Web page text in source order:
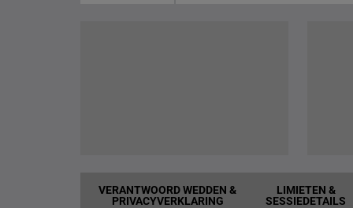
VERANTWOORD WEDDEN &
PRIVACYVERKLARING
LIMIETEN &
SESSIEDETAILS